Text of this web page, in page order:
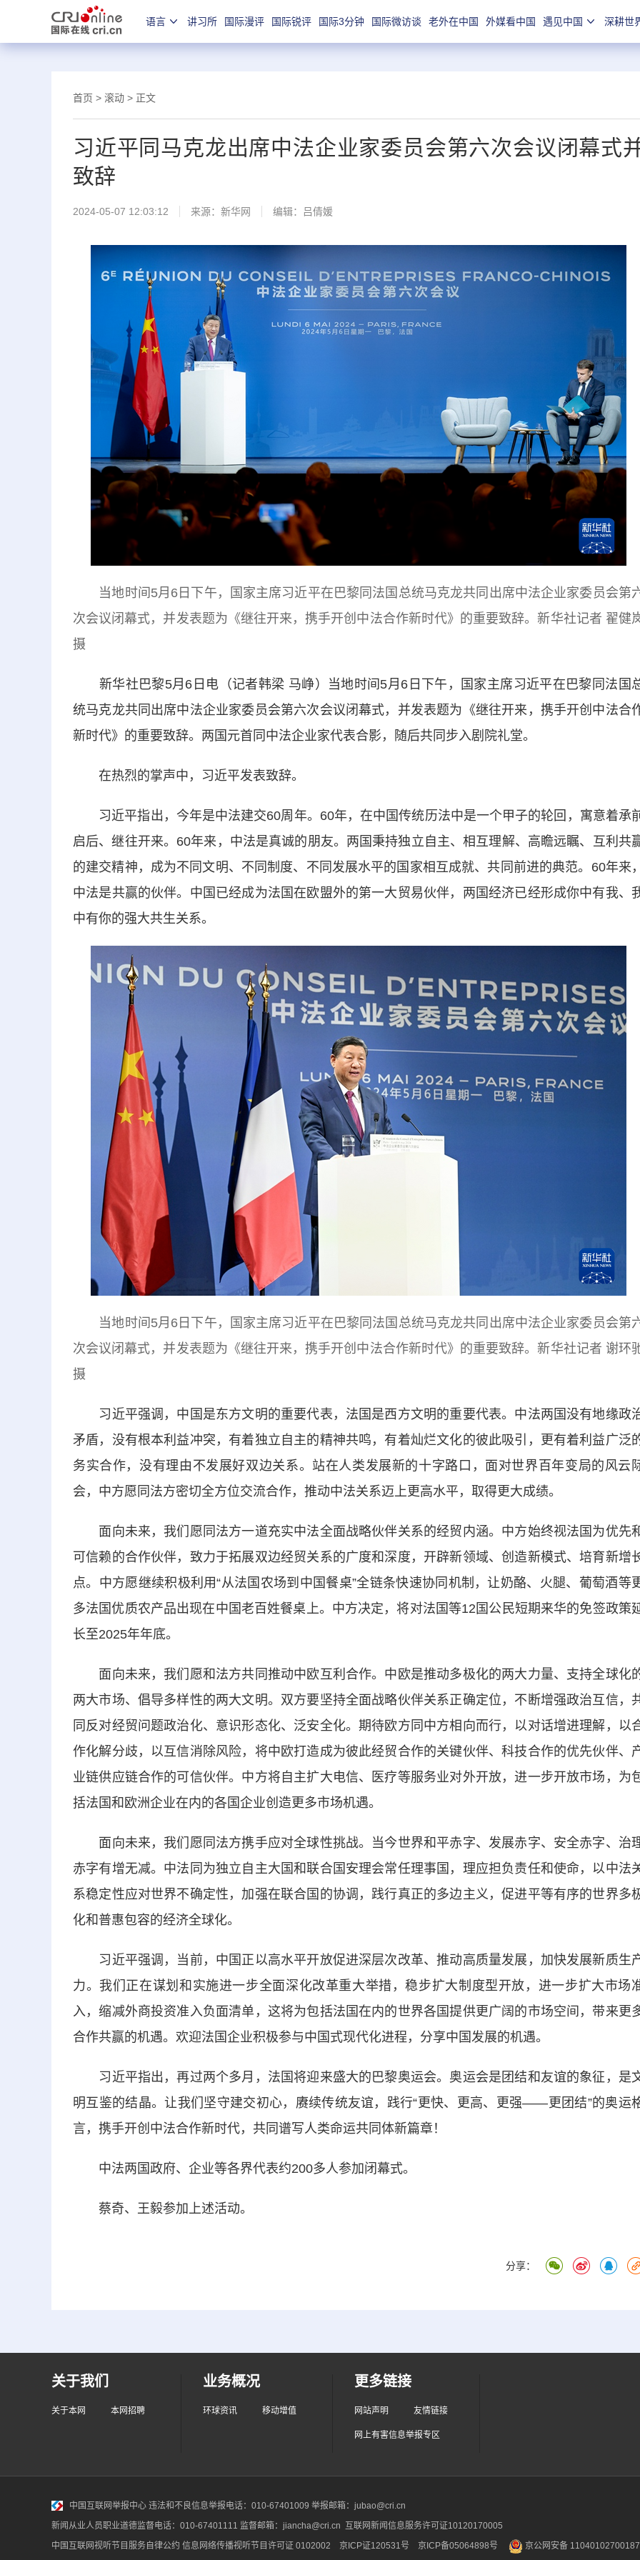
语言 讲习所 国际漫评 国际锐评 国际3分钟 国际微访谈 老外在中国 外媒看中国 遇见中国 深耕世
首页 > 滚动 > 正文
习近平同马克龙出席中法企业家委员会第六次会议闭幕式
致辞
2024-05-07 12:03:12 来源： 新华网 编辑：吕倩媛
当地时间5月6日下午，国家主席习近平在巴黎同法国总统马克龙共同出席中法企业家委员会第
次会议闭幕式，并发表题为《继往开来，携手开创中法合作新时代》的重要致辞。新华社记者 翟健
摄
新华社巴黎5月6日电（记者韩梁 马峥）当地时间5月6日下午，国家主席习近平在巴黎同法国
统马克龙共同出席中法企业家委员会第六次会议闭幕式，并发表题为《继往开来，携手开创中法合
新时代》的重要致辞。两国元首同中法企业家代表合影，随后共同步入剧院礼堂。
在热烈的掌声中，习近平发表致辞。
习近平指出，今年是中法建交60周年。60年，在中国传统历法中是一个甲子的轮回，寓意着承
启后、继往开来。60年来，中法是真诚的朋友。两国秉持独立自主、相互理解、高瞻远瞩、互利共
的建交精神，成为不同文明、不同制度、不同发展水平的国家相互成就、共同前进的典范。60年来，
中法是共赢的伙伴。中国已经成为法国在欧盟外的第一大贸易伙伴，两国经济已经形成你中有我、
中有你的强大共生关系。
当地时间5月6日下午，国家主席习近平在巴黎同法国总统马克龙共同出席中法企业家委员会第
次会议闭幕式，并发表题为《继往开来，携手开创中法合作新时代》的重要致辞。新华社记者 谢环
摄
习近平强调，中国是东方文明的重要代表，法国是西方文明的重要代表。中法两国没有地缘政
矛盾，没有根本利益冲突，有着独立自主的精神共鸣，有着灿烂文化的彼此吸引，更有着利益广泛
务实合作，没有理由不发展好双边关系。站在人类发展新的十字路口，面对世界百年变局的风云
会，中方愿同法方密切全方位交流合作，推动中法关系迈上更高水平，取得更大成绩。
面向未来，我们愿同法方一道充实中法全面战略伙伴关系的经贸内涵。中方始终视法国为优先
可信赖的合作伙伴，致力于拓展双边经贸关系的广度和深度，开辟新领域、创造新模式、培育新增
点。中方愿继续积极利用“从法国农场到中国餐桌”全链条快速协同机制，让奶酪、火腿、葡萄酒等
多法国优质农产品出现在中国老百姓餐桌上。中方决定，将对法国等12国公民短期来华的免签政策
长至2025年年底。
面向未来，我们愿和法方共同推动中欧互利合作。中欧是推动多极化的两大力量、支持全球化
两大市场、倡导多样性的两大文明。双方要坚持全面战略伙伴关系正确定位，不断增强政治互信，
同反对经贸问题政治化、意识形态化、泛安全化。期待欧方同中方相向而行，以对话增进理解，以
作化解分歧，以互信消除风险，将中欧打造成为彼此经贸合作的关键伙伴、科技合作的优先伙伴、
业链供应链合作的可信伙伴。中方将自主扩大电信、医疗等服务业对外开放，进一步开放市场，为
括法国和欧洲企业在内的各国企业创造更多市场机遇。
面向未来，我们愿同法方携手应对全球性挑战。当今世界和平赤字、发展赤字、安全赤字、治
赤字有增无减。中法同为独立自主大国和联合国安理会常任理事国，理应担负责任和使命，以中法
系稳定性应对世界不确定性，加强在联合国的协调，践行真正的多边主义，促进平等有序的世界多
化和普惠包容的经济全球化。
习近平强调，当前，中国正以高水平开放促进深层次改革、推动高质量发展，加快发展新质生
力。我们正在谋划和实施进一步全面深化改革重大举措，稳步扩大制度型开放，进一步扩大市场
入，缩减外商投资准入负面清单，这将为包括法国在内的世界各国提供更广阔的市场空间，带来更
合作共赢的机遇。欢迎法国企业积极参与中国式现代化进程，分享中国发展的机遇。
习近平指出，再过两个多月，法国将迎来盛大的巴黎奥运会。奥运会是团结和友谊的象征，是
明互鉴的结晶。让我们坚守建交初心，赓续传统友谊，践行“更快、更高、更强——更团结”的奥运
言，携手开创中法合作新时代，共同谱写人类命运共同体新篇章！
中法两国政府、企业等各界代表约200多人参加闭幕式。
蔡奇、王毅参加上述活动。
分享：
关于我们
关于本网 本网招聘
业务概况
环球资讯 移动增值
更多链接
网站声明 友情链接
网上有害信息举报专区
中国互联网举报中心 违法和不良信息举报电话：010-67401009 举报邮箱：jubao@cri.cn
新闻从业人员职业道德监督电话：010-67401111 监督邮箱：jiancha@cri.cn 互联网新闻信息服务许可证10120170005
中国互联网视听节目服务自律公约 信息网络传播视听节目许可证 0102002 京ICP证120531号 京ICP备05064898号 京公网安备